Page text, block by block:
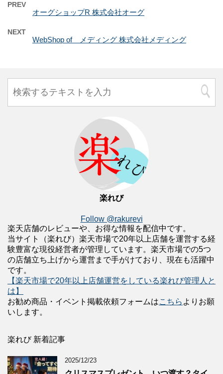
PREV
オーグショップR 株式会社オーグ
NEXT
WebShop of メディング 株式会社メディング
楽れび
Follow @rakurevi
楽天店舗のレビューや、お得な情報を配信中です。
当サイト（楽れび）楽天市場で20年以上店舗を運営する経
験豊富な現役経営者が管理しています。楽天市場での5つ
の店舗立ち上げから運営まで手がけており、現在も活躍中
です。
【楽天市場で20年以上店舗運営をしている楽れび管理人と
は】
お勧め商品・イベント掲載依頼フォームはこちら よりお願
いします。
楽れび 新着記事
2025/12/23